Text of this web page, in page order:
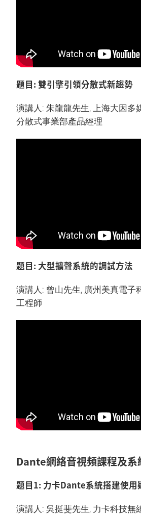
題目: 雙引擎引領分散式新趨勢
演講人: 朱龍龍先生, 上海大因多
分散式事業部產品經理
題目: 大型擴聲系統的調試方法
演講人: 曾山先生, 廣州美真電子
工程師
Dante網絡音視頻課程及系
題目1: 力卡Dante系統搭建使用
演講人: 吳挺斐先生, 力卡科技無